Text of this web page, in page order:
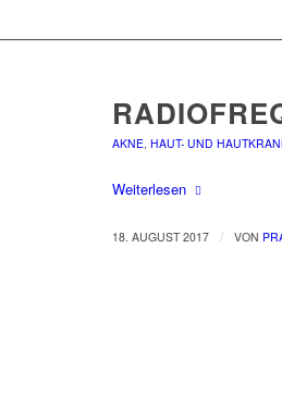
AKNE, HAUT- UND
Weiterlesen
18. AUGUST 2017 / VON